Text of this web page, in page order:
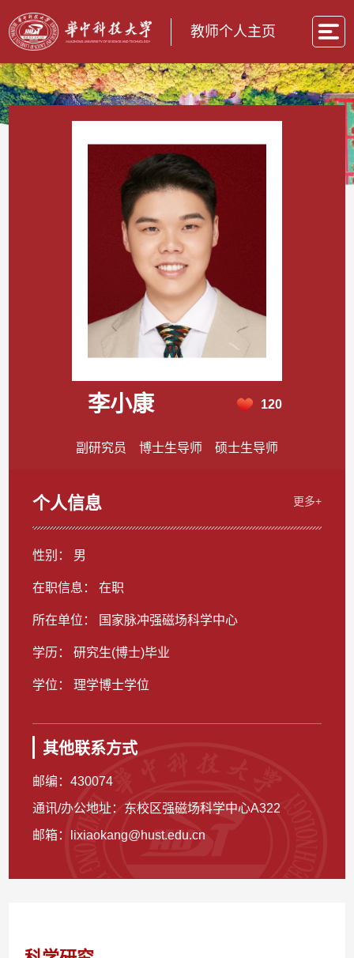
教师个人主页
李小康 120
副研究员 博士生导师 硕士生导师
个人信息 更多+
性别： 男
在职信息： 在职
所在单位： 国家脉冲强磁场科学中心
学历： 研究生(博士)毕业
学位： 理学博士学位
其他联系方式
邮编：430074
通讯/办公地址： 东校区强磁场科学中心A322
邮箱：
lixiaokang@hust.edu.cn